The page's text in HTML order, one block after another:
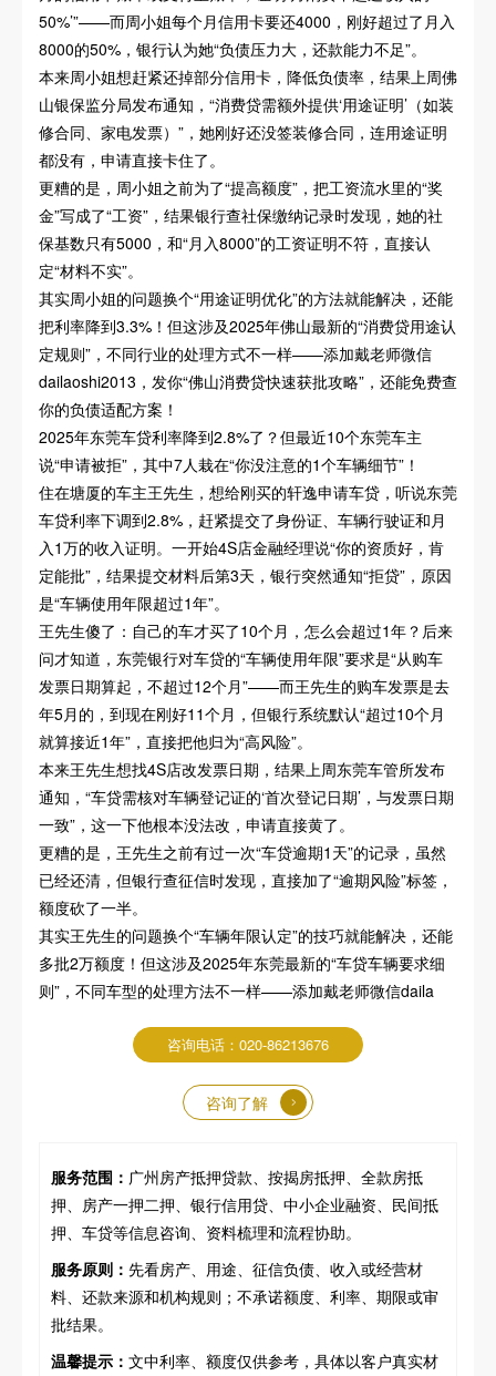
50%’”——而周小姐每个月信用卡要还4000，刚好超过了月入
8000的50%，银行认为她“负债压力大，还款能力不足”。
本来周小姐想赶紧还掉部分信用卡，降低负债率，结果上周佛
山银保监分局发布通知，“消费贷需额外提供‘用途证明’（如装
修合同、家电发票）”，她刚好还没签装修合同，连用途证明
都没有，申请直接卡住了。
更糟的是，周小姐之前为了“提高额度”，把工资流水里的“奖
金”写成了“工资”，结果银行查社保缴纳记录时发现，她的社
保基数只有5000，和“月入8000”的工资证明不符，直接认
定“材料不实”。
其实周小姐的问题换个“用途证明优化”的方法就能解决，还能
把利率降到3.3%！但这涉及2025年佛山最新的“消费贷用途认
定规则”，不同行业的处理方式不一样——添加戴老师微信
dailaoshi2013，发你“佛山消费贷快速获批攻略”，还能免费查
你的负债适配方案！
2025年东莞车贷利率降到2.8%了？但最近10个东莞车主
说“申请被拒”，其中7人栽在“你没注意的1个车辆细节”！
住在塘厦的车主王先生，想给刚买的轩逸申请车贷，听说东莞
车贷利率下调到2.8%，赶紧提交了身份证、车辆行驶证和月
入1万的收入证明。一开始4S店金融经理说“你的资质好，肯
定能批”，结果提交材料后第3天，银行突然通知“拒贷”，原因
是“车辆使用年限超过1年”。
王先生傻了：自己的车才买了10个月，怎么会超过1年？后来
问才知道，东莞银行对车贷的“车辆使用年限”要求是“从购车
发票日期算起，不超过12个月”——而王先生的购车发票是去
年5月的，到现在刚好11个月，但银行系统默认“超过10个月
就算接近1年”，直接把他归为“高风险”。
本来王先生想找4S店改发票日期，结果上周东莞车管所发布
通知，“车贷需核对车辆登记证的‘首次登记日期’，与发票日期
一致”，这一下他根本没法改，申请直接黄了。
更糟的是，王先生之前有过一次“车贷逾期1天”的记录，虽然
已经还清，但银行查征信时发现，直接加了“逾期风险”标签，
额度砍了一半。
其实王先生的问题换个“车辆年限认定”的技巧就能解决，还能
多批2万额度！但这涉及2025年东莞最新的“车贷车辆要求细
则”，不同车型的处理方法不一样——添加戴老师微信daila
咨询电话：020-86213676
咨询了解
服务范围： 广州房产抵押贷款、按揭房抵押、全款房抵
押、房产一押二押、银行信用贷、中小企业融资、民间抵
押、车贷等信息咨询、资料梳理和流程协助。
服务原则： 先看房产、用途、征信负债、收入或经营材
料、还款来源和机构规则；不承诺额度、利率、期限或审
批结果。
温馨提示： 文中利率、额度仅供参考，具体以客户真实材